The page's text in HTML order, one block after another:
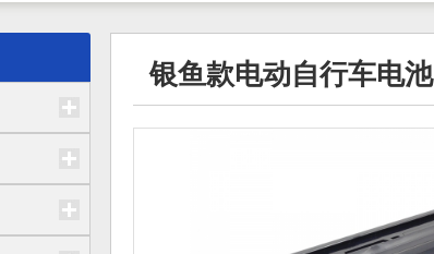
银鱼款电动自行车电池